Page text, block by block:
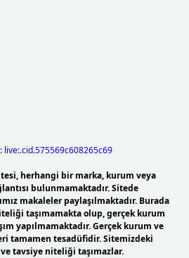
live:.cid.575569c608265c69
herhangi bir marka, kurum veya
bulunmamaktadır. Sitede
makaleler paylaşılmaktadır. Burada
taşımamakta olup, gerçek kurum
yapılmamaktadır. Gerçek kurum ve
tamamen tesadüfidir. Sitemizdeki
tavsiye niteliği taşımazlar.